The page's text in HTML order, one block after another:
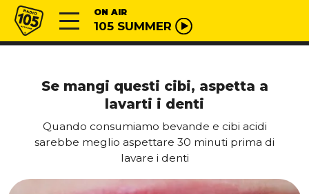
Vai al contenuto
Radio 105 ON AIR
105 SUMMER
Se mangi questi cibi, aspetta a
lavarti i denti
Quando consumiamo bevande e cibi acidi
sarebbe meglio aspettare 30 minuti prima di
lavare i denti